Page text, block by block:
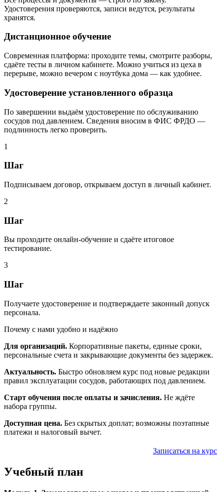
Удостоверения проверяются, записи ведутся, результаты
хранятся.
Дистанционное обучение
Современная платформа: проходите темы, смотрите разборы,
сдаёте тесты в личном кабинете. Можно учиться из цеха в
перерыве, можно вечером с ноутбука дома — как удобнее.
Удостоверение установленного образца
По завершении выдаём удостоверение по обслуживанию
сосудов под давлением. Сведения вносим в ФИС ФРДО —
подлинность легко проверить.
1
Шаг
Подписываем договор, открываем доступ в личный кабинет.
2
Шаг
Вы проходите онлайн‑обучение и сдаёте итоговое
тестирование.
3
Шаг
Получаете удостоверение и подтверждаете законный допуск
персонала.
Почему с нами удобно и надёжно
Для организаций. Корпоративные пакеты, единые сроки,
персональные счета и закрывающие документы без задержек.
Актуальность. Быстро обновляем курс под новые редакции
правил эксплуатации сосудов, работающих под давлением.
Старт обучения после оплаты и зачисления. Не ждёте
набора группы.
Доступная цена. Без скрытых доплат; возможны поэтапные
платежи и налоговый вычет.
Записаться на курс
Учебный план